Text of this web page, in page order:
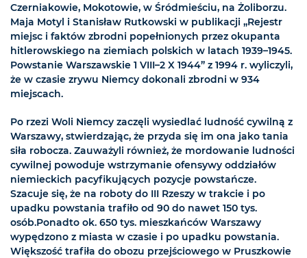
Czerniakowie, Mokotowie, w Śródmieściu, na Żoliborzu.
Maja Motyl i Stanisław Rutkowski w publikacji „Rejestr
miejsc i faktów zbrodni popełnionych przez okupanta
hitlerowskiego na ziemiach polskich w latach 1939–1945.
Powstanie Warszawskie 1 VIII–2 X 1944” z 1994 r. wyliczyli,
że w czasie zrywu Niemcy dokonali zbrodni w 934
miejscach.
Po rzezi Woli Niemcy zaczęli wysiedlać ludność cywilną z
Warszawy, stwierdzając, że przyda się im ona jako tania
siła robocza. Zauważyli również, że mordowanie ludności
cywilnej powoduje wstrzymanie ofensywy oddziałów
niemieckich pacyfikujących pozycje powstańcze.
Szacuje się, że na roboty do III Rzeszy w trakcie i po
upadku powstania trafiło od 90 do nawet 150 tys.
osób.Ponadto ok. 650 tys. mieszkańców Warszawy
wypędzono z miasta w czasie i po upadku powstania.
Większość trafiła do obozu przejściowego w Pruszkowie